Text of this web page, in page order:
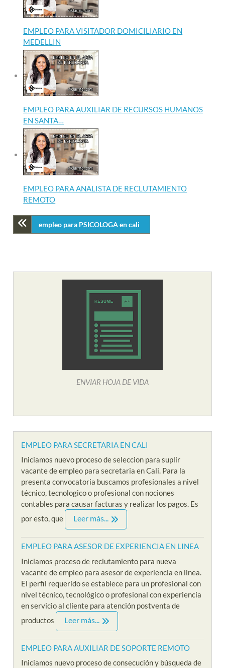
EMPLEO PARA VISITADOR DOMICILIARIO EN
MEDELLIN
EMPLEO PARA AUXILIAR DE RECURSOS HUMANOS
EN SANTA…
EMPLEO PARA ANALISTA DE RECLUTAMIENTO
REMOTO
empleo para PSICOLOGA en cali
ENVIAR HOJA DE VIDA
EMPLEO PARA SECRETARIA EN CALI
Iniciamos nuevo proceso de seleccion para suplir
vacante de empleo para secretaria en Cali. Para la
presenta convocatoria buscamos profesionales a nivel
técnico, tecnologico o profesional con nociones
contables para causar facturas y realizar los pagos. Es
por esto, que
Leer más...
EMPLEO PARA ASESOR DE EXPERIENCIA EN LINEA
Iniciamos proceso de reclutamiento para nueva
vacante de empleo para asesor de experiencia en linea.
El perfil requerido se establece para un profesional con
nivel técnico, tecnológico o profesional con experiencia
en servicio al cliente para atención postventa de
productos
Leer más...
EMPLEO PARA AUXILIAR DE SOPORTE REMOTO
Iniciamos nuevo proceso de consecución y búsqueda de